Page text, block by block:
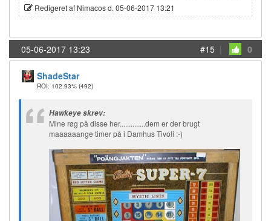
Redigeret af Nimacos d. 05-06-2017 13:21
05-06-2017 13:23 #15 | 0
ShadeStar
ROI: 102.93% (492)
Hawkeye skrev:
Mine røg på disse her..............dem er der brugt
maaaaaange timer på i Damhus Tivoli :-)